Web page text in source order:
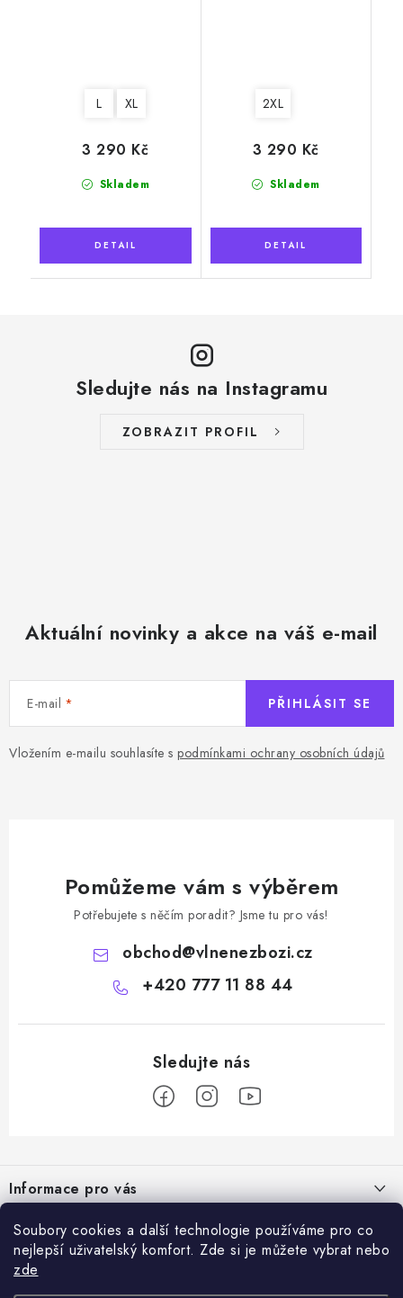
Soubory cookies a další technologie používáme pro co
nejlepší uživatelský komfort. Zde si je můžete vybrat nebo
zde
L XL
Skladem
3 290 Kč
2XL
Skladem
3 290 Kč
Sledujte nás na Instagramu
ZOBRAZIT PROFIL
Aktuální novinky a akce na váš e-mail
E-mail
Vložením e-mailu souhlasíte s podmínkami ochrany osobních údajů
PŘIHLÁSIT SE
Pomůžeme vám s výběrem
Potřebujete s něčím poradit? Jsme tu pro vás!
obchod@vlnenezbozi.cz
+420 777 11 88 44
pInformace pro vás
Doprava a platba
Hodnocení obchodu
Dárky k nákupu
Vše o nákupu
Kontakty
Přijímáme online platby